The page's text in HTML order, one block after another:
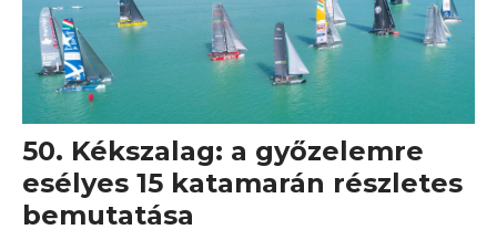
50. Kékszalag: a győzelemre
esélyes 15 katamarán részletes
bemutatása